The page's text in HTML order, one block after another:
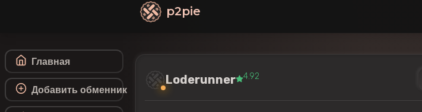
Главная
Добавить обменник
p2pie
Loderunner 4.92